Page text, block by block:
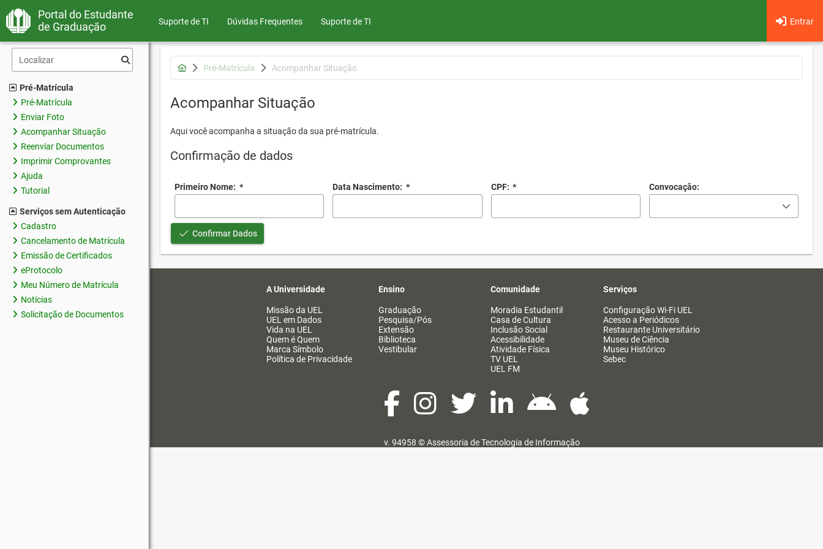
Portal do Estudante
de Graduação
Suporte de TI Dúvidas Frequentes Entrar
Suporte de TI
Pré-Matrícula
Pré-Matrícula
Enviar Foto
Acompanhar Situação
Reenviar Documentos
Imprimir Comprovantes
Ajuda
Tutorial
Serviços sem Autenticação
Cadastro
Cancelamento de Matrícula
Emissão de Certificados
eProtocolo
Meu Número de Matrícula
Notícias
Solicitação de Documentos
Pré-Matrícula Acompanhar Situação
Acompanhar Situação
Aqui você acompanha a situação da sua pré-matrícula.
Confirmação de dados
Primeiro Nome: * Data Nascimento: * CPF: * Convocação:
Confirmar Dados
A Universidade
Missão da UEL
UEL em Dados
Vida na UEL
Quem é Quem
Marca Símbolo
Política de Privacidade
Ensino
Graduação
Pesquisa/Pós
Extensão
Biblioteca
Vestibular
Comunidade
Moradia Estudantil
Casa de Cultura
Inclusão Social
Acessibilidade
Atividade Física
TV UEL
UEL FM
Serviços
Configuração Wi-Fi UEL
Acesso a Periódicos
Restaurante Universitário
Museu de Ciência
Museu Histórico
Sebec
v. 94958 ©Assessoria de Tecnologia de Informação